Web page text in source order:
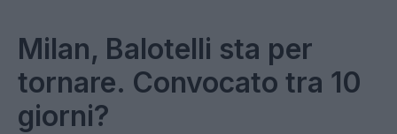
Milan, Balotelli sta per
tornare. Convocato tra 10
giorni?